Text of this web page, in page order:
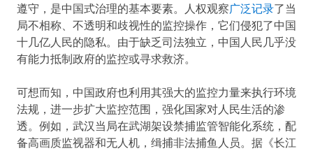
遵守，是中国式治理的基本要素。人权观察广泛记录了当
局不相称、不透明和歧视性的监控操作，它们侵犯了中国
十几亿人民的隐私。由于缺乏司法独立，中国人民几乎没
有能力抵制政府的监控或寻求救济。
可想而知，中国政府也利用其强大的监控力量来执行环境
法规，进一步扩大监控范围，强化国家对人民生活的渗
透。例如，武汉当局在武湖架设禁捕监管智能化系统，配
备高画质监视器和无人机，缉捕非法捕鱼人员。据《长江